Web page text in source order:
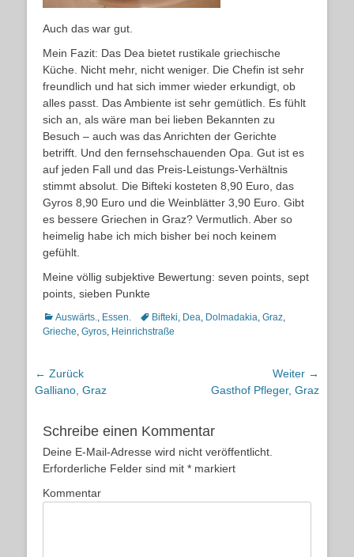
Auch das war gut.
Mein Fazit: Das Dea bietet rustikale griechische
Küche. Nicht mehr, nicht weniger. Die Chefin ist sehr
freundlich und hat sich immer wieder erkundigt, ob
alles passt. Das Ambiente ist sehr gemütlich. Es fühlt
sich an, als wäre man bei lieben Bekannten zu
Besuch – auch was das Anrichten der Gerichte
betrifft. Und den fernsehschauenden Opa. Gut ist es
auf jeden Fall und das Preis-Leistungs-Verhältnis
stimmt absolut. Die Bifteki kosteten 8,90 Euro, das
Gyros 8,90 Euro und die Weinblätter 3,90 Euro. Gibt
es bessere Griechen in Graz? Vermutlich. Aber so
heimelig habe ich mich bisher bei noch keinem
gefühlt.
Meine völlig subjektive Bewertung: seven points, sept
points, sieben Punkte
Kategorien
Auswärts., Essen. Schlagworte
Bifteki, Dea, Dolmadakia, Graz,
Grieche, Gyros, Heinrichstraße
Beitragsnavigation
← Zurück
Vorheriger
Galliano, Graz
Weiter →
NächsterGasthof Pfleger, Graz
Schreibe einen Kommentar
Deine E-Mail-Adresse wird nicht veröffentlicht.
Erforderliche Felder sind mit * markiert
Kommentar